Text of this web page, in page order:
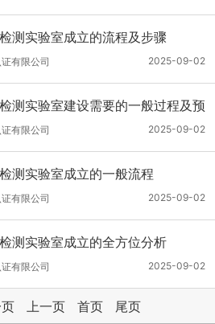
测实验室成立的流程及步骤
2025-09-02
有限公司
测实验室建设需要的一般过程及预
2025-09-02
有限公司
测实验室成立的一般流程
2025-09-02
有限公司
测实验室成立的全方位分析
2025-09-02
有限公司
上一页 首页 尾页